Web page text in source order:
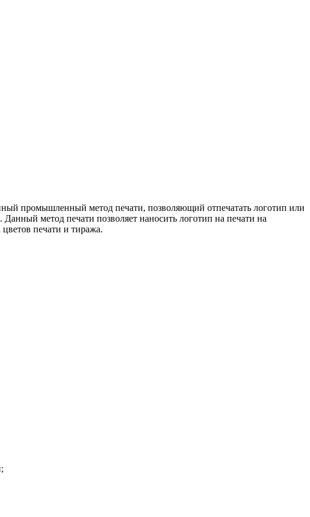
промышленный метод печати, позволяющий отпечатать логотип или
метод печати позволяет наносить логотип на печати на
печати и тиража.